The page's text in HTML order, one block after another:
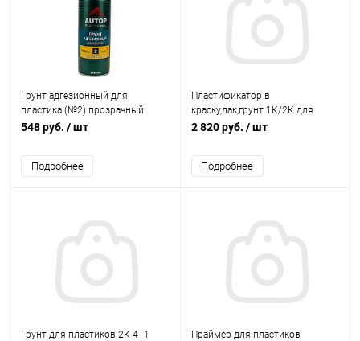
Грунт адгезионный для
пластика (№2) прозрачный
520ml. Plastic Adhesion Promoter
548 руб. / шт
Подробнее
Пластификатор в
краску,лак,грунт 1К/2К для
покраски пластиков KAROCLE
2 820 руб. / шт
Подробнее
Грунт для пластиков 2К 4+1 Праймер для пластиков